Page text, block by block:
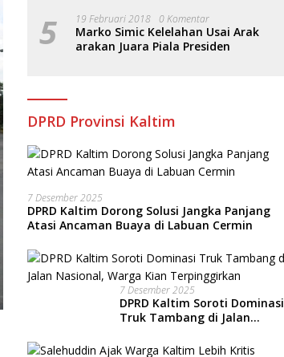
5 19 Februari 2018 0 Komentar
Marko Simic Kelelahan Usai Arak
arakan Juara Piala Presiden
DPRD Provinsi Kaltim
7 Desember 2025
DPRD Kaltim Dorong Solusi Jangka Panjang
Atasi Ancaman Buaya di Labuan Cermin
7 Desember 2025
DPRD Kaltim Soroti Dominasi
Truk Tambang di Jalan
Terpinggirkan